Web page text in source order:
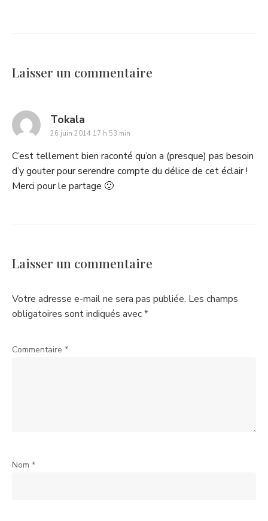
Laisser un commentaire
Tokala
26 juin 2014 17 h 53 min
C’est tellement bien raconté qu’on a (presque) pas besoin
d’y gouter pour serendre compte du délice de cet éclair !
Merci pour le partage 🙂
Laisser un commentaire
Votre adresse e-mail ne sera pas publiée. Les champs
obligatoires sont indiqués avec*
Commentaire *
Nom *